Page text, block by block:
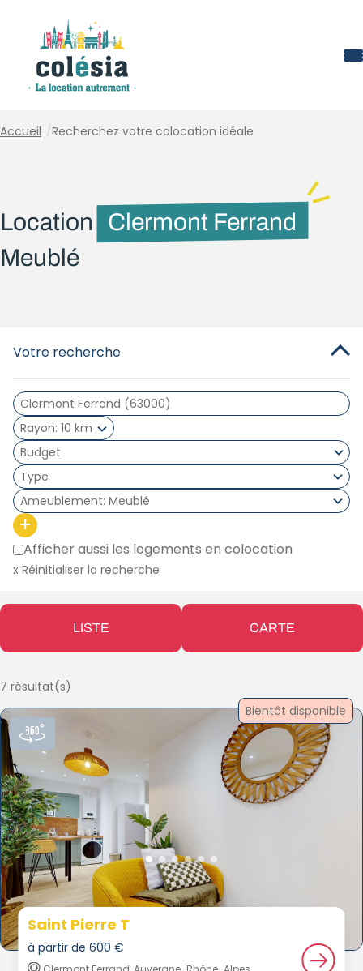
Accueil /Recherchez votre colocation idéale
Location
Clermont Ferrand
Meublé
Votre recherche
Rayon 10 km
Type
Ameublement Meublé
+
Afficher aussi les logements en colocation
x Réinitialiser la recherche
LISTE CARTE
7 résultat(s)
Bientôt disponible
Saint Pierre T
à partir de 600 €